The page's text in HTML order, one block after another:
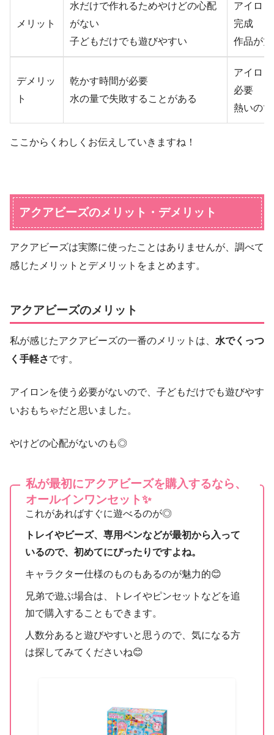
メリット
水だけで作れるためやけどの心配
がない
子どもだけでも遊びやすい
アイロ
完成
作品が
デメリッ
ト
乾かす時間が必要
水の量で失敗することがある
アイロ
必要
熱いの
ここからくわしくお伝えしていきますね！
アクアビーズのメリット・デメリット
アクアビーズは実際に使ったことはありませんが、調べて
感じたメリットとデメリットをまとめます。
アクアビーズのメリット
私が感じたアクアビーズの一番のメリットは、 水でくっつ
く手軽さです。
アイロンを使う必要がないので、子どもだけでも遊びやす
いおもちゃだと思いました。
やけどの心配がないのも◎
私が最初にアクアビーズを購入するなら、
オールインワンセット✨
これがあればすぐに遊べるのが◎
トレイやビーズ、専用ペンなどが最初から入って
いるので、初めてにぴったりですよね。
キャラクター仕様のものもあるのが魅力的😊
兄弟で遊ぶ場合は、トレイやピンセットなどを追
加で購入することもできます。
人数分あると遊びやすいと思うので、気になる方
は探してみてくださいね😊